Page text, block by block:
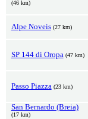
(46 km)
Alpe Noveis (27 km)
SP 144 di Oropa (47 km)
Passo Piazza (23 km)
San Bernardo (Breia)
(17 km)